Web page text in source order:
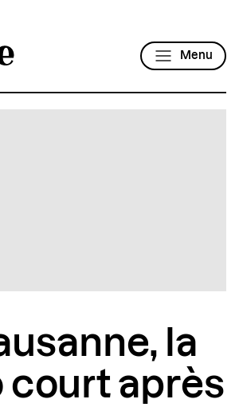
Menu
la
court après